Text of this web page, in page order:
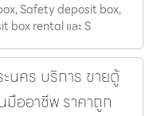
Safety deposit box,
box rental และ S
นคร บริการ ขายตู้
ออาชีพ ราคาถูก